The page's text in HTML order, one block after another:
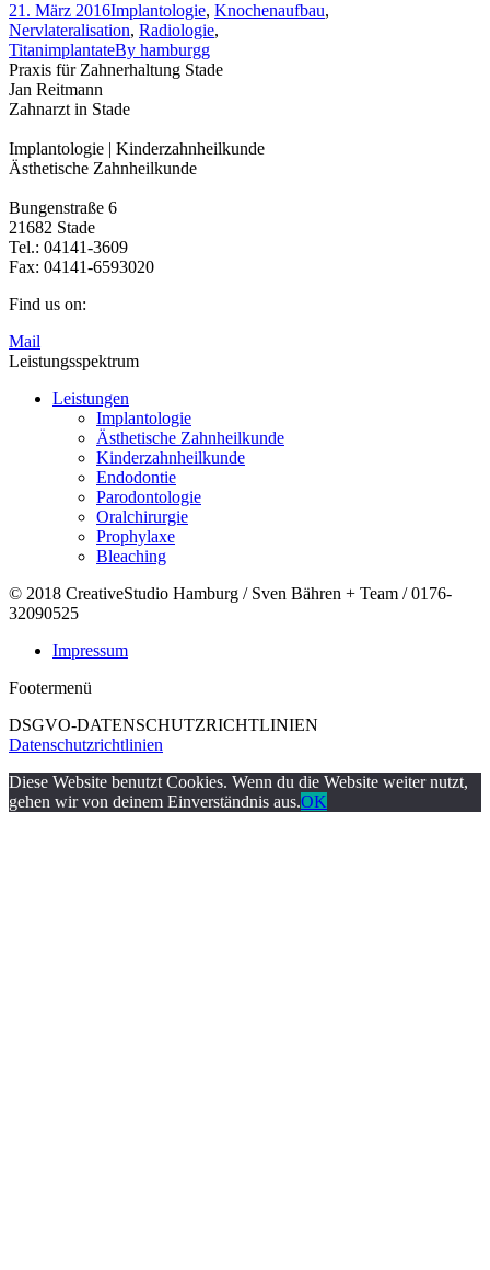
21. März 2016Implantologie, Knochenaufbau,
Nervlateralisation, Radiologie,
TitanimplantateBy hamburgg
Praxis für Zahnerhaltung Stade
Jan Reitmann
Zahnarzt in Stade
Implantologie | Kinderzahnheilkunde
Ästhetische Zahnheilkunde
Bungenstraße 6
21682 Stade
Tel.: 04141-3609
Fax: 04141-6593020
Find us on:
Mail
Leistungsspektrum
Leistungen
Implantologie
Ästhetische Zahnheilkunde
Kinderzahnheilkunde
Endodontie
Parodontologie
Oralchirurgie
Prophylaxe
Bleaching
© 2018 CreativeStudio Hamburg / Sven Bähren + Team / 0176-
32090525
Impressum
Footermenü
DSGVO-DATENSCHUTZRICHTLINIEN
Datenschutzrichtlinien
Diese Website benutzt Cookies. Wenn du die Website weiter nutzt,
gehen wir von deinem Einverständnis aus.OK